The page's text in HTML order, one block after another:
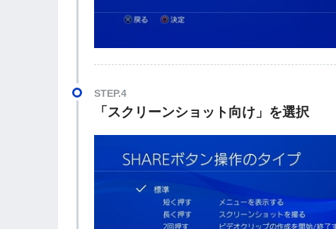
STEP.4
「スクリーンショット向け」を選択